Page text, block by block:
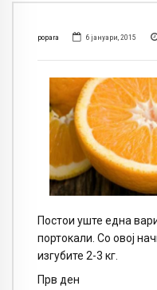
popara 6 јануари, 2015
Постои уште една
портокали. Со овој
изгубите 2-3 кг.
Прв ден